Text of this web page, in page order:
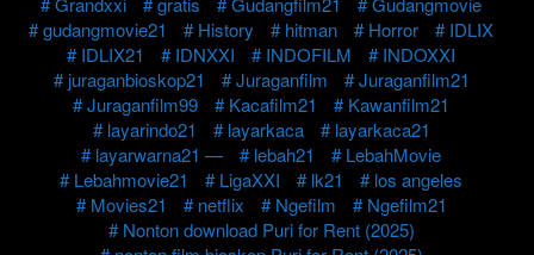
gudangmovie21
History hitman Horror
IDLIX
IDLIX21
IDNXXI INDOFILM
INDOXXI
juraganbioskop21
Juraganfilm
Juraganfilm21
Juraganfilm99
Kacafilm21
Kawanfilm21
layarindo21
layarkaca
layarkaca21
layarwarna21 —
lebah21
LebahMovie
Lebahmovie21
LigaXXI lk21
los angeles
Movies21
netflix Ngefilm
Ngefilm21
Nonton download Puri for Rent (2025)